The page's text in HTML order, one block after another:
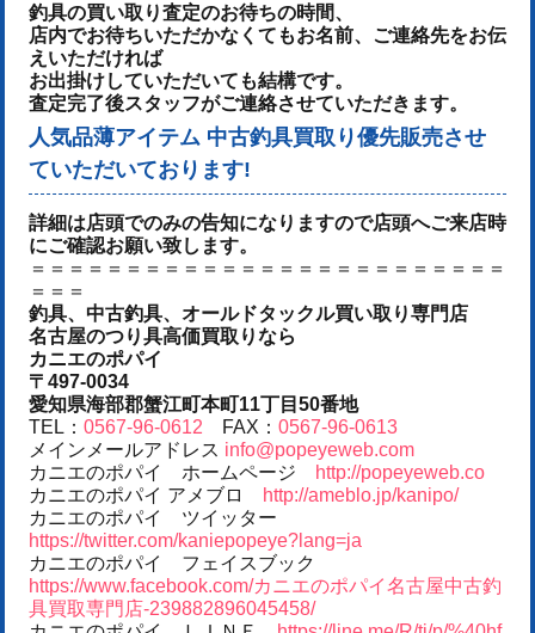
釣具の買い取り査定のお待ちの時間、
店内でお待ちいただかなくてもお名前、ご連絡先をお伝
えいただければ
お出掛けしていただいても結構です。
査定完了後スタッフがご連絡させていただきます。
人気品薄アイテム 中古釣具買取り優先販売させ
ていただいております!
詳細は店頭でのみの告知になりますので店頭へご来店時
にご確認お願い致します。
＝＝＝＝＝＝＝＝＝＝＝＝＝＝＝＝＝＝＝＝＝＝＝＝＝
＝＝＝
釣具、中古釣具、オールドタックル買い取り専門店
名古屋のつり具高価買取りなら
カニエのポパイ
〒497-0034
愛知県海部郡蟹江町本町11丁目50番地
TEL： 0567-96-0612 FAX： 0567-96-0613
メインメールアドレス info@popeyeweb.com
カニエのポパイ ホームページ
http://popeyeweb.co
カニエのポパイ アメブロ
http://ameblo.jp/kanipo/
カニエのポパイ ツイッター
https://twitter.com/kaniepopeye?lang=ja
カニエのポパイ フェイスブック
https://www.facebook.com/カニエのポパイ名古屋中古釣
具買取専門店-239882896045458/